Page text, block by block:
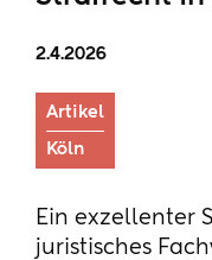
2.4.2026
Artikel
Köln
Ein exzellenter
juristisches